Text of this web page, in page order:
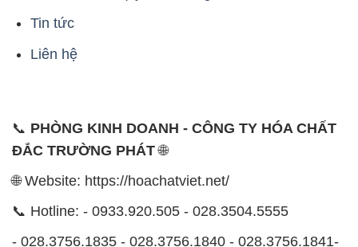
Tin tức
Liên hệ
📞 PHÒNG KINH DOANH - CÔNG TY HÓA CHẤT
ĐẮC TRƯỜNG PHÁT🌐
🌐 Website: https://hoachatviet.net/
📞 Hotline: - 0933.920.505 - 028.3504.5555
- 028.3756.1835 - 028.3756.1840 - 028.3756.1841-